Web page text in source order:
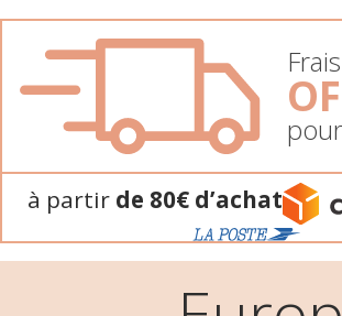
à partir de 80€ d’achat